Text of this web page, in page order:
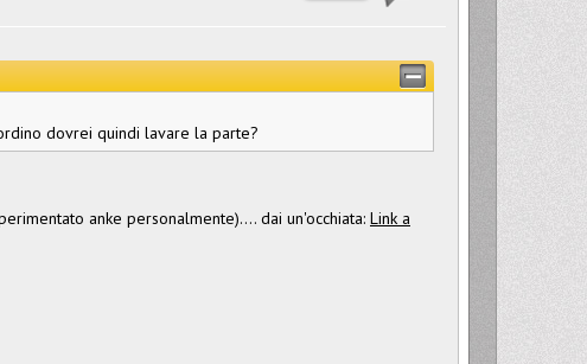
dovrei quindi lavare la parte?
anke personalmente).... dai un'occhiata: Link a